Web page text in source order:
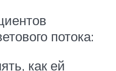
потока:
как ей